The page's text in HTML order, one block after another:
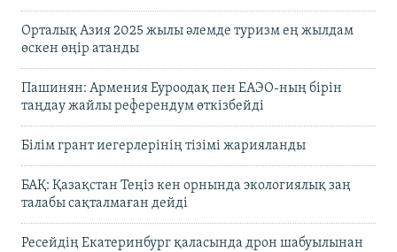
Орталық Азия 2025 жылы әлемде туризм ең жылдам
өскен өңір атанды
Пашинян: Армения Еуроодақ пен ЕАЭО-ның бірін
таңдау жайлы референдум өткізбейді
Білім грант иегерлерінің тізімі жарияланды
БАҚ: Қазақстан Теңіз кен орнында экологиялық заң
талабы сақталмаған дейді
Ресейдің Екатеринбург қаласында дрон шабуылынан